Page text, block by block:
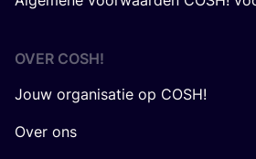
OVER COSH!
Jouw organisatie op COSH!
Over ons